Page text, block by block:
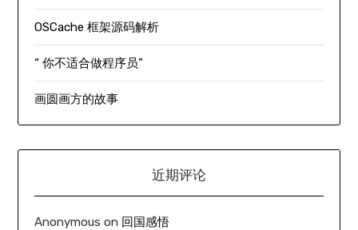
OSCache 框架源码解析
“ 你不适合做程序员”
画圆画方的故事
近期评论
Anonymous on 回国感悟